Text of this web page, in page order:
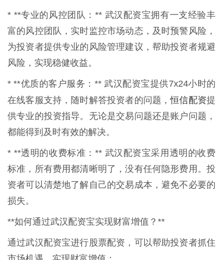
* **专业的风控团队：** 武汉配资宝拥有一支经验丰
富的风控团队，实时监控市场动态，及时预警风险，
为投资者提供专业的风险管理建议，帮助投资者规避
风险，实现稳健收益。
* **优质的客户服务：** 武汉配资宝提供7x24小时的
在线客服支持，随时解答投资者的问题，恒信配资提
供专业的投资指导。无论是交易问题还是账户问题，
都能得到及时有效的解决。
* **透明的收费标准：** 武汉配资宝采用透明的收费
标准，所有费用都清晰明了，没有任何隐形费用。投
资者可以清楚地了解自己的交易成本，避免不必要的
损失。
**如何通过武汉配资宝实现财富增值？**
通过武汉配资宝进行股票配资，可以帮助投资者抓住